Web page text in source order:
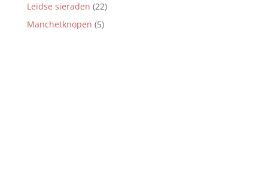
Leidse sieraden (22)
Manchetknopen (5)